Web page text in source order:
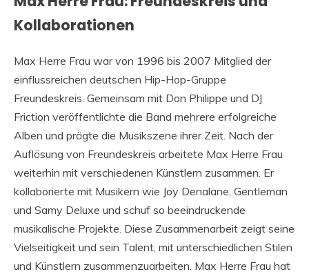
Kollaborationen
Max Herre Frau war von 1996 bis 2007 Mitglied der
einflussreichen deutschen Hip-Hop-Gruppe
Freundeskreis. Gemeinsam mit Don Philippe und DJ
Friction veröffentlichte die Band mehrere erfolgreiche
Alben und prägte die Musikszene ihrer Zeit. Nach der
Auflösung von Freundeskreis arbeitete Max Herre Frau
weiterhin mit verschiedenen Künstlern zusammen. Er
kollaborierte mit Musikern wie Joy Denalane, Gentleman
und Samy Deluxe und schuf so beeindruckende
musikalische Projekte. Diese Zusammenarbeit zeigt seine
Vielseitigkeit und sein Talent, mit unterschiedlichen Stilen
und Künstlern zusammenzuarbeiten. Max Herre Frau hat